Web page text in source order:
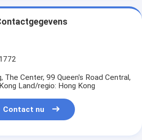
The Center, 99 Queen's Road Central,
Land/regio: Hong Kong
Contact nu